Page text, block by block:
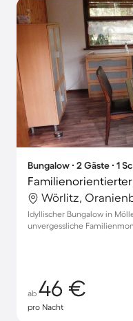
Bungalow ∙ 2 Gäste ∙ 1
Wörlitz,
Idyllischer Bungalow in
unvergessliche
ab 46 €
pro Nacht